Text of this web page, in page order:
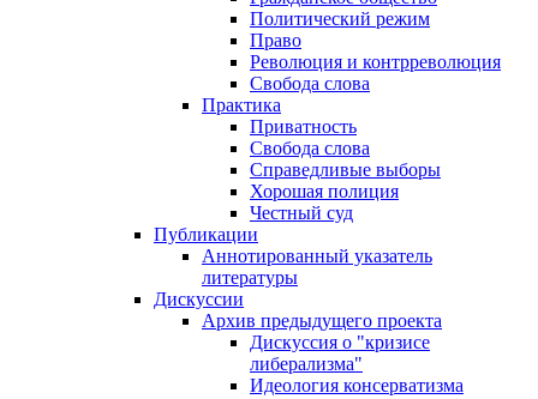
Политический режим
Право
Революция и контрреволюция
Свобода слова
Практика
Приватность
Свобода слова
Справедливые выборы
Хорошая полиция
Честный суд
Публикации
Аннотированный указатель
литературы
Дискуссии
Архив предыдущего проекта
Дискуссия о "кризисе
либерализма"
Идеология консерватизма